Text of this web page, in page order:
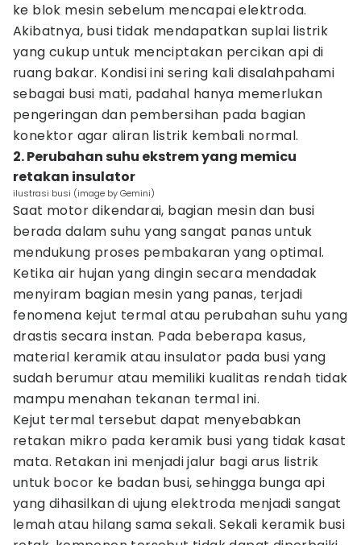
ke blok mesin sebelum mencapai elektroda.
Akibatnya, busi tidak mendapatkan suplai listrik
yang cukup untuk menciptakan percikan api di
ruang bakar. Kondisi ini sering kali disalahpahami
sebagai busi mati, padahal hanya memerlukan
pengeringan dan pembersihan pada bagian
konektor agar aliran listrik kembali normal.
2. Perubahan suhu ekstrem yang memicu
retakan insulator
ilustrasi busi (image by Gemini)
Saat motor dikendarai, bagian mesin dan busi
berada dalam suhu yang sangat panas untuk
mendukung proses pembakaran yang optimal.
Ketika air hujan yang dingin secara mendadak
menyiram bagian mesin yang panas, terjadi
fenomena kejut termal atau perubahan suhu yang
drastis secara instan. Pada beberapa kasus,
material keramik atau insulator pada busi yang
sudah berumur atau memiliki kualitas rendah tidak
mampu menahan tekanan termal ini.
Kejut termal tersebut dapat menyebabkan
retakan mikro pada keramik busi yang tidak kasat
mata. Retakan ini menjadi jalur bagi arus listrik
untuk bocor ke badan busi, sehingga bunga api
yang dihasilkan di ujung elektroda menjadi sangat
lemah atau hilang sama sekali. Sekali keramik busi